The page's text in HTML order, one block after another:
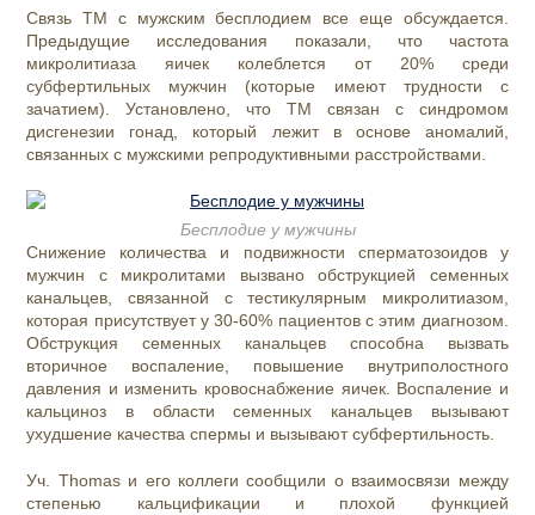
Связь ТМ с мужским бесплодием все еще обсуждается.
Предыдущие исследования показали, что частота
микролитиаза яичек колеблется от 20% среди
субфертильных мужчин (которые имеют трудности с
зачатием). Установлено, что ТМ связан с синдромом
дисгенезии гонад, который лежит в основе аномалий,
связанных с мужскими репродуктивными расстройствами.
Бесплодие у мужчины
Снижение количества и подвижности сперматозоидов у
мужчин с микролитами вызвано обструкцией семенных
канальцев, связанной с тестикулярным микролитиазом,
которая присутствует у 30-60% пациентов с этим диагнозом.
Обструкция семенных канальцев способна вызвать
вторичное воспаление, повышение внутриполостного
давления и изменить кровоснабжение яичек. Воспаление и
кальциноз в области семенных канальцев вызывают
ухудшение качества спермы и вызывают субфертильность.
Уч. Thomas и его коллеги сообщили о взаимосвязи между
степенью кальцификации и плохой функцией